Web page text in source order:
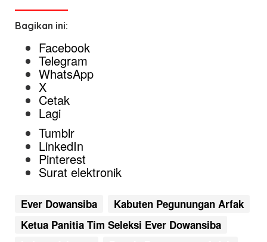
Bagikan ini:
Facebook
Telegram
WhatsApp
X
Cetak
Lagi
Tumblr
LinkedIn
Pinterest
Surat elektronik
Ever Dowansiba
Kabuten Pegunungan Arfak
Ketua Panitia Tim Seleksi Ever Dowansiba